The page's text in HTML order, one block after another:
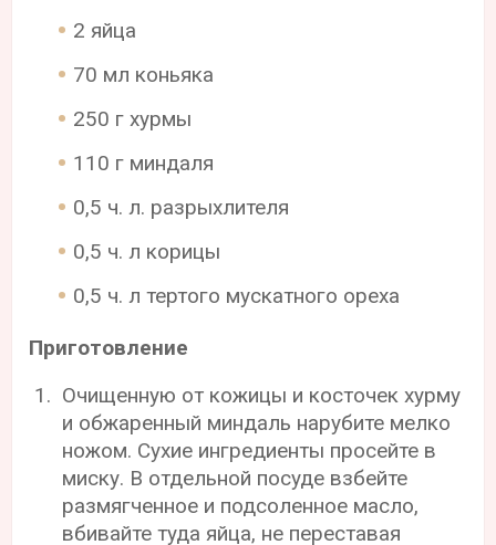
2 яйца
70 мл коньяка
250 г хурмы
110 г миндаля
0,5 ч. л. разрыхлителя
0,5 ч. л корицы
0,5 ч. л тертого мускатного ореха
Приготовление
Очищенную от кожицы и косточек хурму
и обжаренный миндаль нарубите мелко
ножом. Сухие ингредиенты просейте в
миску. В отдельной посуде взбейте
размягченное и подсоленное масло,
вбивайте туда яйца, не переставая